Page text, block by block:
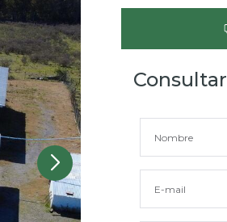
Consultar